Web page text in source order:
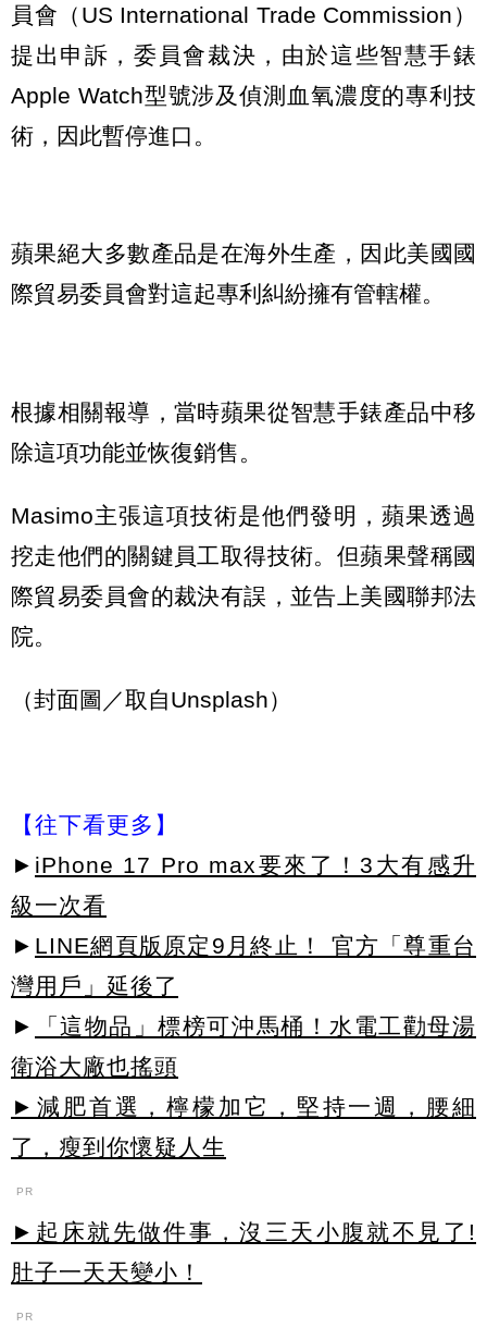
員會（US International Trade Commission）
提出申訴，委員會裁決，由於這些智慧手錶
Apple Watch型號涉及偵測血氧濃度的專利技
術，因此暫停進口。
蘋果絕大多數產品是在海外生產，因此美國國
際貿易委員會對這起專利糾紛擁有管轄權。
根據相關報導，當時蘋果從智慧手錶產品中移
除這項功能並恢復銷售。
Masimo主張這項技術是他們發明，蘋果透過
挖走他們的關鍵員工取得技術。但蘋果聲稱國
際貿易委員會的裁決有誤，並告上美國聯邦法
院。
（封面圖／取自Unsplash）
【往下看更多】
► iPhone 17 Pro max要來了！3大有感升
級一次看
► LINE網頁版原定9月終止！ 官方「尊重台
灣用戶」延後了
►
「這物品」標榜可沖馬桶！水電工勸母湯
衛浴大廠也搖頭
►減肥首選，檸檬加它，堅持一週，腰細
了，瘦到你懷疑人生
PR
►起床就先做件事，沒三天小腹就不見了!
肚子一天天變小！
PR